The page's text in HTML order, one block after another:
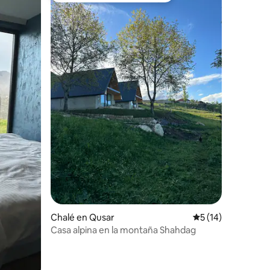
Chalé en Qusar Calificación
5 (14)
Casa alpina en la montaña Shahdag